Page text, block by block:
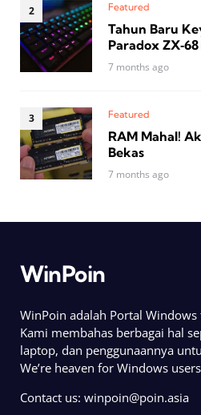
Featured
Tahun Baru
Paradox
7 months ago
Featured
RAM Mahal!
Bekas
7 months ago
WinPoin
WinPoin adalah Portal
Kami membahas berbagai hal
laptop, dan penggunaannya
We’re heaven for Windows
Contact us: winpoin@poin.asia